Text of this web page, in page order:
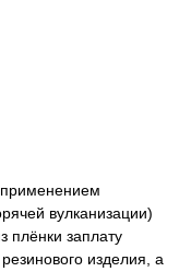
вулканизации)
плёнки заплату
изделия, а